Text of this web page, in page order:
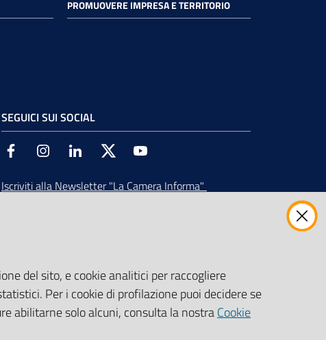
PROMUOVERE IMPRESA E TERRITORIO
SEGUICI SUI SOCIAL
Facebook InstagramLinkedin Twitter
Iscriviti alla Newsletter "La Camera Informa"
del sito, e cookie analitici per raccogliere
Per i cookie di profilazione puoi decidere se
abilitarne solo alcuni, consulta la nostraCookie